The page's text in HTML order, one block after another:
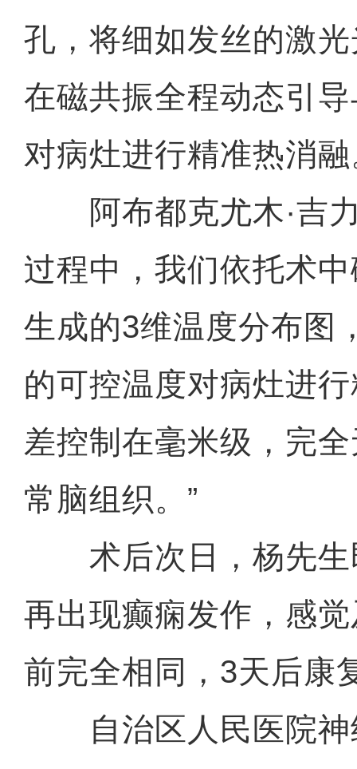
孔，将细如发丝的激
在磁共振全程动态引
对病灶进行精准热消
阿布都克尤木·吉力
过程中，我们依托术
生成的3维温度分布
的可控温度对病灶进行
差控制在毫米级，完
常脑组织。”
术后次日，杨先生
再出现癫痫发作，感
前完全相同，3天后康
自治区人民医院神